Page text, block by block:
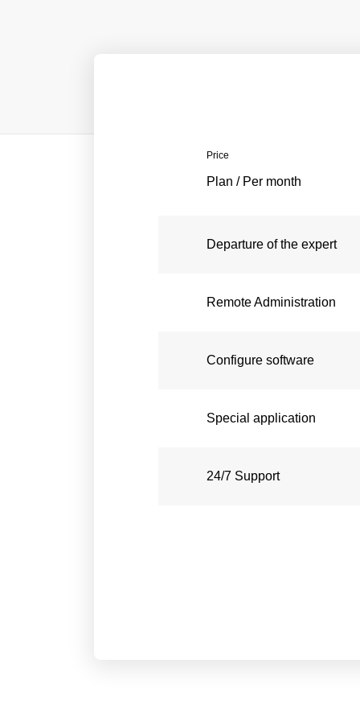
Price
Plan / Per month
Departure of the expert
Remote Administration
Configure software
Special application
24/7 Support